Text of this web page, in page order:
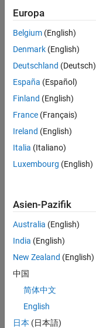
Ihren
Suchkriterien
entsprechen.
können
die
Suchkriterien
weiter
fassen
oder
alle
Stellenangebote
anzeigen .
noch
keine
offenen
Stellen
können,
die
Ihren
Europa
Belgium (English)
Denmark (English)
Deutschland (Deutsch)
España (Español)
Finland (English)
France (Français)
Ireland (English)
Italia (Italiano)
Luxembourg (English)
Asien-Pazifik
Australia (English)
India (English)
New Zealand (English)
中国
简体中文
English
日本 (日本語)